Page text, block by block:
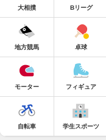
大相撲 Bリーグ
地方競馬 卓球
モーター フィギュア
自転車 学生スポーツ